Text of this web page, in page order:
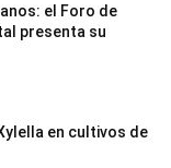
el Foro de
presenta su
en cultivos de